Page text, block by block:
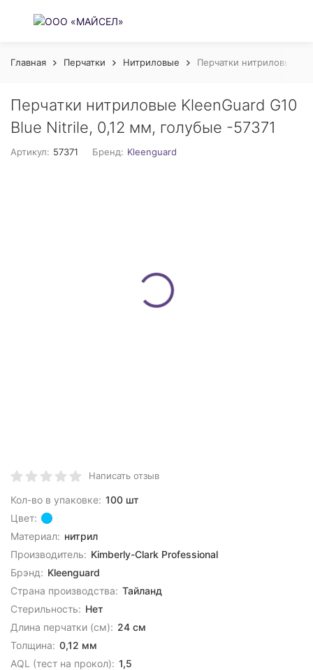
Главная Перчатки Нитриловые Перчатки нитриловые
Перчатки нитриловые KleenGuard G10
Blue Nitrile, 0,12 мм, голубые -57371
Артикул: 57371 Бренд: Kleenguard
Написать отзыв
Кол-во в упаковке: 100 шт
Цвет:
Материал: нитрил
Производитель: Kimberly-Clark Professional
Брэнд: Kleenguard
Страна производства: Тайланд
Стерильность: Нет
Длина перчатки (см): 24 см
Толщина: 0,12 мм
AQL (тест на прокол): 1,5